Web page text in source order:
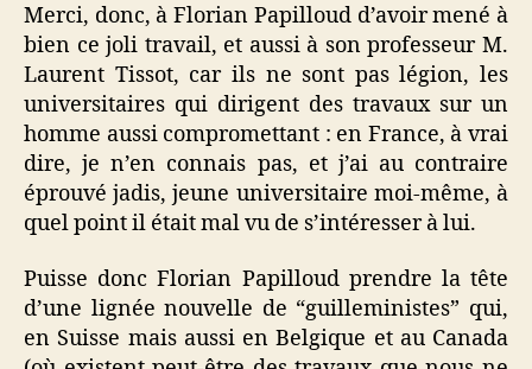
Merci, donc, à Florian Papilloud d’avoir mené à
bien ce joli travail, et aussi à son professeur M.
Laurent Tissot, car ils ne sont pas légion, les
universitaires qui dirigent des travaux sur un
homme aussi compromettant : en France, à vrai
dire, je n’en connais pas, et j’ai au contraire
éprouvé jadis, jeune universitaire moi-même, à
quel point il était mal vu de s’intéresser à lui.
Puisse donc Florian Papilloud prendre la tête
d’une lignée nouvelle de “guilleministes” qui,
en Suisse mais aussi en Belgique et au Canada